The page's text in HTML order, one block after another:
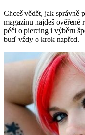
Chceš vědět, jak správně
magazínu najdeš
péči o piercing i výběru
buď vždy o krok napřed.